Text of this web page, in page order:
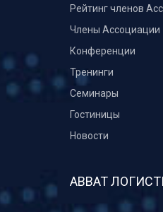
Рейтинг членов
Члены Ассоциации
Конференции
Тренинги
Семинары
Гостиницы
Новости
АВВАТ